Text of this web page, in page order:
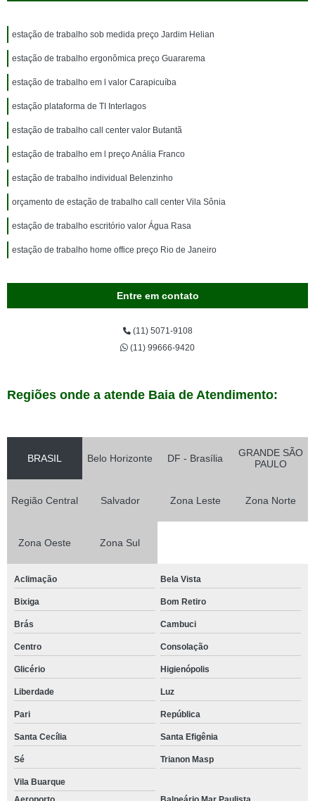
estação de trabalho sob medida preço Jardim Helian
estação de trabalho ergonômica preço Guararema
estação de trabalho em l valor Carapicuíba
estação plataforma de TI Interlagos
estação de trabalho call center valor Butantã
estação de trabalho em l preço Anália Franco
estação de trabalho individual Belenzinho
orçamento de estação de trabalho call center Vila Sônia
estação de trabalho escritório valor Água Rasa
estação de trabalho home office preço Rio de Janeiro
Entre em contato
(11) 5071-9108
(11) 99666-9420
Regiões onde a atende Baia de Atendimento:
BRASIL Belo Horizonte DF - Brasília
GRANDE SÃO
PAULO
Região Central Salvador Zona Leste Zona Norte
Zona Oeste Zona Sul
Aclimação Bela Vista
Bixiga Bom Retiro
Brás Cambuci
Centro Consolação
Glicério Higienópolis
Liberdade Luz
Pari República
Santa Cecília Santa Efigênia
Sé Trianon Masp
Vila Buarque